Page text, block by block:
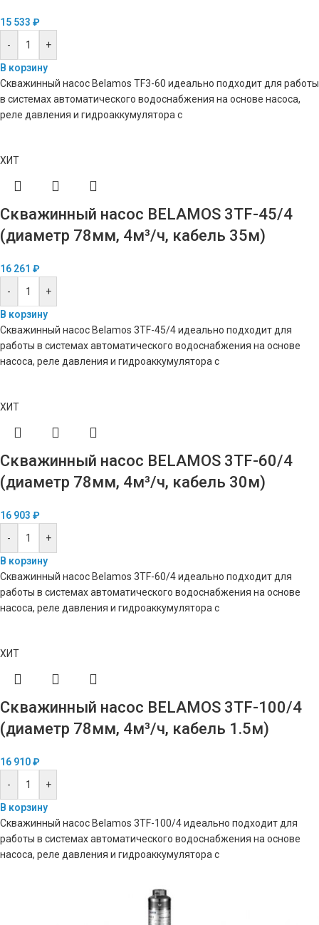
15 533 ₽
-
+
В корзину
Скважинный насос Belamos TF3-60 идеально подходит для работы
в системах автоматического водоснабжения на основе насоса,
реле давления и гидроаккумулятора с
ХИТ
Скважинный насос BELAMOS 3TF-45/4
(диаметр 78мм, 4м³/ч, кабель 35м)
16 261 ₽
-
+
В корзину
Скважинный насос Belamos 3TF-45/4 идеально подходит для
работы в системах автоматического водоснабжения на основе
насоса, реле давления и гидроаккумулятора с
ХИТ
Скважинный насос BELAMOS 3TF-60/4
(диаметр 78мм, 4м³/ч, кабель 30м)
16 903 ₽
-
+
В корзину
Скважинный насос Belamos 3TF-60/4 идеально подходит для
работы в системах автоматического водоснабжения на основе
насоса, реле давления и гидроаккумулятора с
ХИТ
Скважинный насос BELAMOS 3TF-100/4
(диаметр 78мм, 4м³/ч, кабель 1.5м)
16 910₽
-
+
В корзину
Скважинный насос Belamos 3TF-100/4 идеально подходит для
работы в системах автоматического водоснабжения на основе
насоса, реле давления и гидроаккумулятора с